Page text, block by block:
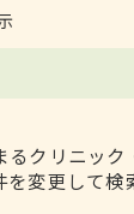
るクリニック
変更して検